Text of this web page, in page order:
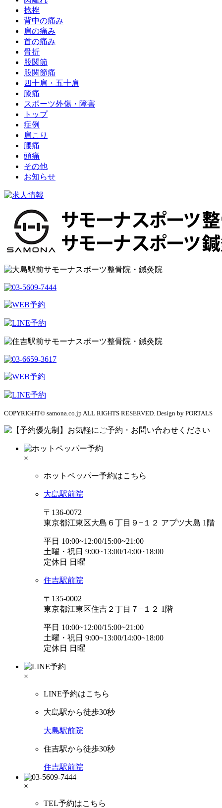
捻挫
背中の痛み
肩の痛み
首の痛み
骨折
股関節
股関節痛
四十肩・五十肩
膝痛
スポーツ外傷・障害
トップ
症例
肩こり
腰痛
頭痛
その他
お知らせ
COPYRIGHT© samona.co.jp ALL RIGHTS RESERVED. Design by PORTALS
×
ホットペッパー予約はこちら
大島駅前院
〒136-0072
東京都江東区大島６丁目９−１２ アプツ大島 1階
平日 10:00~12:00/15:00~21:00
土曜・祝日 9:00~13:00/14:00~18:00
定休日 日曜
住吉駅前院
〒135-0002
東京都江東区住吉２丁目７−１２ 1階
平日 10:00~12:00/15:00~21:00
土曜・祝日 9:00~13:00/14:00~18:00
定休日 日曜
×
LINE予約はこちら
大島駅から徒歩30秒
大島駅前院
住吉駅から徒歩30秒
住吉駅前院
×
TEL予約はこちら